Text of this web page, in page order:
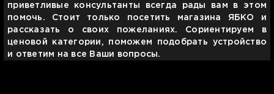
приветливые консультанты всегда рады вам в этом
помочь. Стоит только посетить магазина
ЯБКО
и
рассказать о своих пожеланиях. Сориентируем в
ценовой категории, поможем подобрать устройство
и ответим на все Ваши вопросы.